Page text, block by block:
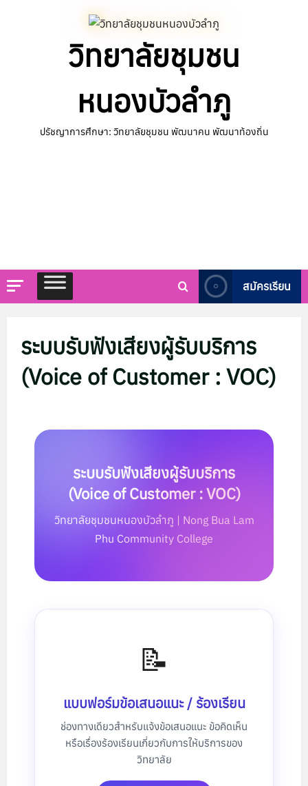
วิทยาลัยชุมชน
หนองบัวลำภู
ปรัชญาการศึกษา: วิทยาลัยชุมชน พัฒนาคน พัฒนาท้องถิ่น
สมัครเรียน
ระบบรับฟังเสียงผู้รับบริการ
(Voice of Customer : VOC)
ระบบรับฟังเสียงผู้รับบริการ
(Voice of Customer : VOC)
วิทยาลัยชุมชนหนองบัวลำภู | Nong Bua Lam
Phu Community College
📝
แบบฟอร์มข้อเสนอแนะ / ร้องเรียน
ช่องทางเดียวสำหรับแจ้งข้อเสนอแนะ ข้อคิดเห็น
หรือเรื่องร้องเรียนเกี่ยวกับการให้บริการของ
วิทยาลัย